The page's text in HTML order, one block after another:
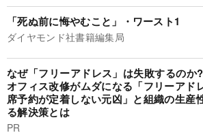
「死ぬ前に悔やむこと」・ワースト1
ダイヤモンド社書籍編集局
なぜ「フリーアドレス」は失敗するのか
オフィス改修がムダになる「フリーアド
席予約が定着しない元凶」と組織の生産
る解決策とは
PR